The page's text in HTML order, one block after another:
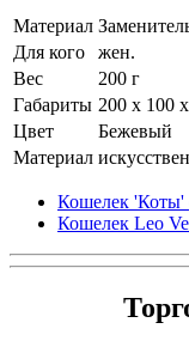
Материал
Для кого
жен.
Вес
200 г
Габариты 200 x 100
Цвет
Бежевый
Материал
Кошелек 'Коты'
Кошелек Leo